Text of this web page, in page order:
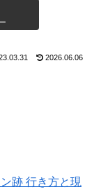
2026.06.06
跡 行き方と現